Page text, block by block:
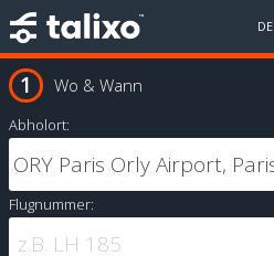
DE
Wo & Wann
Abholort:
Flugnummer: